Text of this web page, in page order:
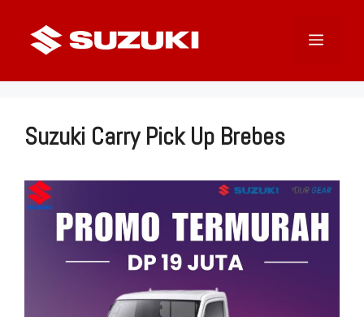
Menu
Suzuki Carry Pick Up Brebes